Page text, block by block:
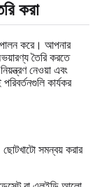
করা
পালন করে। আপনার
তৈরি করতে
নেওয়া এবং
কার্যকর
সমন্বয় করার